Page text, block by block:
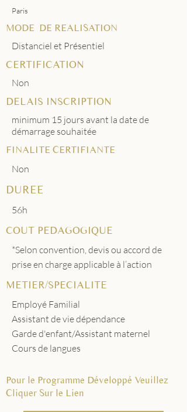
Paris
MODE DE REALISATION
Distanciel et Présentiel
CERTIFICATION
Non
DELAIS INSCRIPTION
minimum 15 jours avant la date de
démarrage souhaitée
FINALITE CERTIFIANTE
Non
DUREE
56h
COUT PEDAGOGIQUE
*Selon convention, devis ou accord de
prise en charge applicable à l’action
METIER/SPECIALITE
Employé Familial
Assistant de vie dépendance
Garde d'enfant/Assistant maternel
Cours de langues
Pour le Programme Développé Veuillez
Cliquer Sur le Lien